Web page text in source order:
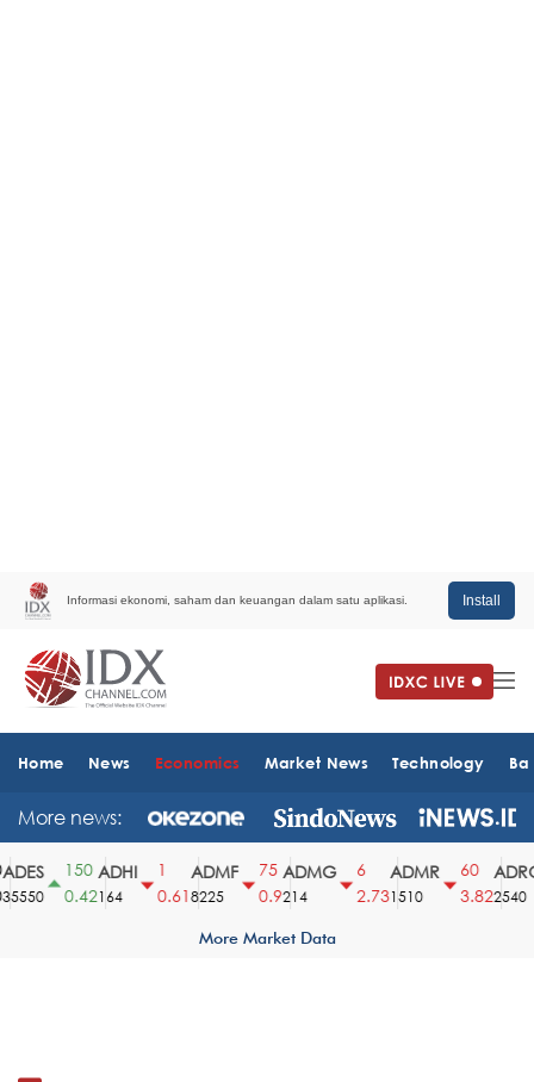
Informasi ekonomi, saham dan keuangan dalam satu aplikasi. Install
Home News Economics Market News Technology
More news:
150
0.42
ADHI
164
0.61
ADMF
8225
75
0.9
ADMG
214
2.73
ADMR
1510
60
3.82
ADRO
2540
More Market Data